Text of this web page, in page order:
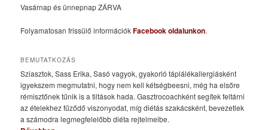
Vasárnap és ünnepnap ZÁRVA
Folyamatosan frissülő információkFacebook oldalunkon.
BEMUTATKOZÁS
Sziasztok, Sass Erika, Sasó vagyok, gyakorló táplálékallergiásként
igyekszem megmutatni, hogy nem kell kétségbeesni, még ha elsőre
rémisztőnek tűnik is a tiltások hada. Gasztrocoachként segítek feltárni
az ételekhez fűződő viszonyodat, míg diétás szakácsként, bevezetlek
a számodra legmegfelelőbb diéta rejtelmeibe.